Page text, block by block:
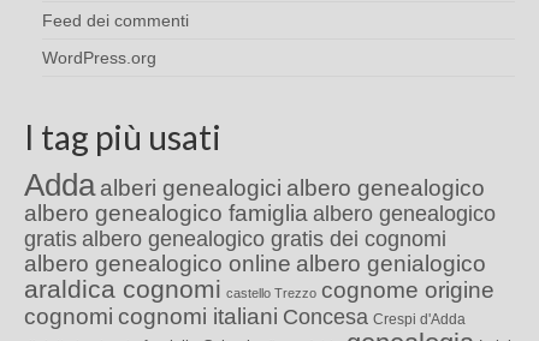
Feed dei commenti
WordPress.org
I tag più usati
Adda alberi genealogici albero genealogico
albero genealogico famiglia albero genealogico
gratis albero genealogico gratis dei cognomi
albero genealogico online albero genialogico
araldica cognomi castello Trezzo cognome origine
cognomi cognomi italiani Concesa Crespi d'Adda